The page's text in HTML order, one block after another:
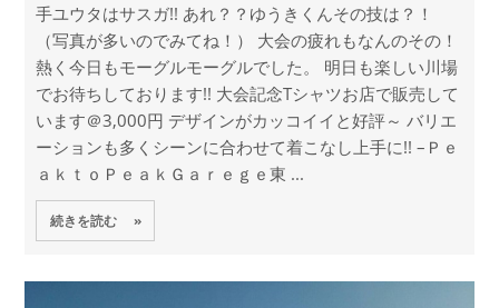
手ユウタはサスガ!! あれ？？ゆうきくんその技は？！
（写真が多いのでみてね！） 大会の疲れもなんのその！
熱く今日もモーグルモーグルでした。 明日も楽しい川場
でお待ちしております!! 大会記念Tシャツお店で販売して
います＠3,000円 デザインがカッコイイと好評～ バリエ
ーションも多くシーンに合わせて着こなし上手に!! –Ｐｅ
ａｋｔｏＰｅａｋＧａｒｅｇｅ東 ...
続きを読む »